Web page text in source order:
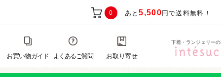
0 あと5,500 円で送料無料！
お買い物ガイド よくあるご質問 お取り寄せ
下着・ランジェリー